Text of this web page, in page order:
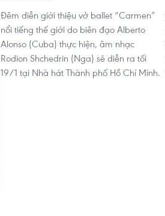
Đêm diễn giới thiệu vở ballet “Carmen”
nổi tiếng thế giới do biên đạo Alberto
Alonso (Cuba) thực hiện, âm nhạc
Rodion Shchedrin (Nga) sẽ diễn ra tối
19/1 tại Nhà hát Thành phố Hồ Chí Minh.